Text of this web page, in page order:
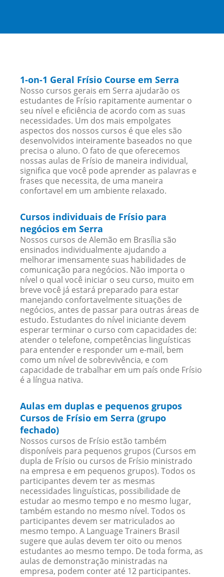
1-on-1 Geral Frísio Course em Serra
Nosso cursos gerais em Serra ajudarão os
estudantes de Frísio rapitamente aumentar o
seu nível e eficiência de acordo com as suas
necessidades. Um dos mais empolgates
aspectos dos nossos cursos é que eles são
desenvolvidos inteiramente baseados no que
precisa o aluno. O fato de que oferecemos
nossas aulas de Frísio de maneira individual,
significa que você pode aprender as palavras e
frases que necessita, de uma maneira
confortavel em um ambiente relaxado.
Cursos individuais de Frísio para
negócios em Serra
Nossos cursos de Alemão em Brasília são
ensinados individualmente ajudando a
melhorar imensamente suas habilidades de
comunicação para negócios. Não importa o
nível o qual você iniciar o seu curso, muito em
breve você já estará preparado para estar
manejando confortavelmente situações de
negócios, antes de passar para outras áreas de
estudo. Estudantes do nível iniciante devem
esperar terminar o curso com capacidades de:
atender o telefone, competências linguísticas
para entender e responder um e-mail, bem
como um nível de sobrevivência, e com
capacidade de trabalhar em um país onde Frísio
é a língua nativa.
Aulas em duplas e pequenos grupos
Cursos de Frísio em Serra (grupo
fechado)
Nossos cursos de Frísio estão também
disponíveis para pequenos grupos (Cursos em
dupla de Frísio ou cursos de Frísio ministrado
na empresa e em pequenos grupos). Todos os
participantes devem ter as mesmas
necessidades linguísticas, possibilidade de
estudar ao mesmo tempo e no mesmo lugar,
também estando no mesmo nível. Todos os
participantes devem ser matriculados ao
mesmo tempo. A Language Trainers Brasil
sugere que aulas devem ter oito ou menos
estudantes ao mesmo tempo. De toda forma, as
aulas de demonstração ministradas na
empresa, podem conter até 12 participantes.